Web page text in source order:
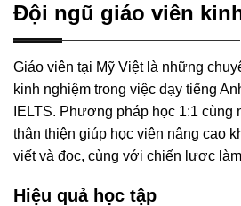
Đội ngũ giáo viên
Giáo viên tại Mỹ Việt là những
kinh nghiệm trong việc dạy tiếng
IELTS. Phương pháp học 1:1 cùng
thân thiện giúp học viên nâng cao
viết và đọc, cùng với chiến lược
Hiệu quả học tập